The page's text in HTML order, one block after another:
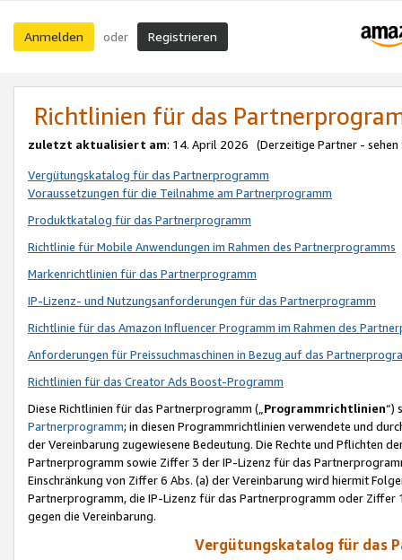
Anmelden oder Registrieren
Richtlinien für das
zuletzt aktualisiert am: 14. April 2026 (Derzeitige Partner - sehen
Vergütungskatalog für das Partnerprogramm
Voraussetzungen für die Teilnahme am Partnerprogramm
Produktkatalog für das Partnerprogramm
Richtlinie für Mobile Anwendungen im Rahmen des Partnerprogramms
Markenrichtlinien für das Partnerprogramm
IP-Lizenz- und Nutzungsanforderungen für das Partnerprogramm
Richtlinie für das Amazon Influencer Programm im Rahmen des
Anforderungen für Preissuchmaschinen in Bezug auf das
Richtlinien für das Creator Ads Boost-Programm
Diese Richtlinien für das Partnerprogramm („Programmrichtlinien“)
Partnerprogramm; in diesen Programmrichtlinien verwendete und
der Vereinbarung zugewiesene Bedeutung. Die Rechte und Pflichten
Partnerprogramm sowie Ziffer 3 der IP-Lizenz für das
Einschränkung von Ziffer 6 Abs. (a) der Vereinbarung wird hiermit
Partnerprogramm, die IP-Lizenz für das Partnerprogramm oder
gegen die Vereinbarung.
Vergütungskatalog für das